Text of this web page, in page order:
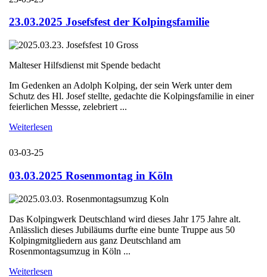
23.03.2025 Josefsfest der Kolpingsfamilie
Malteser Hilfsdienst mit Spende bedacht
Im Gedenken an Adolph Kolping, der sein Werk unter dem
Schutz des Hl. Josef stellte, gedachte die Kolpingsfamilie in einer
feierlichen Messse, zelebriert ...
Weiterlesen
03-03-25
03.03.2025 Rosenmontag in Köln
Das Kolpingwerk Deutschland wird dieses Jahr 175 Jahre alt.
Anlässlich dieses Jubiläums durfte eine bunte Truppe aus 50
Kolpingmitgliedern aus ganz Deutschland am
Rosenmontagsumzug in Köln ...
Weiterlesen